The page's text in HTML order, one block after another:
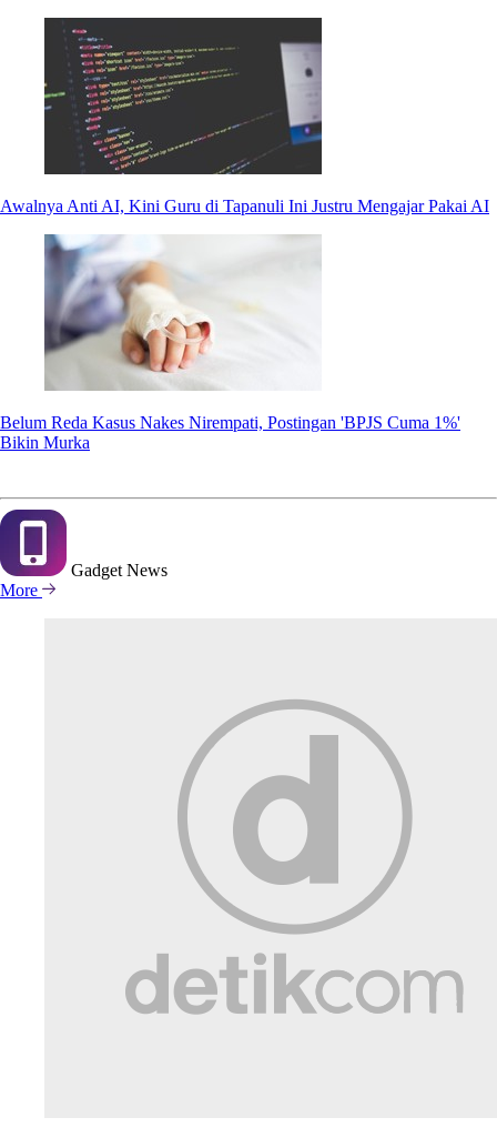
Awalnya Anti AI, Kini Guru di Tapanuli Ini Justru Mengajar Pakai AI
Belum Reda Kasus Nakes Nirempati, Postingan 'BPJS Cuma 1%'
Bikin Murka
Gadget News
More